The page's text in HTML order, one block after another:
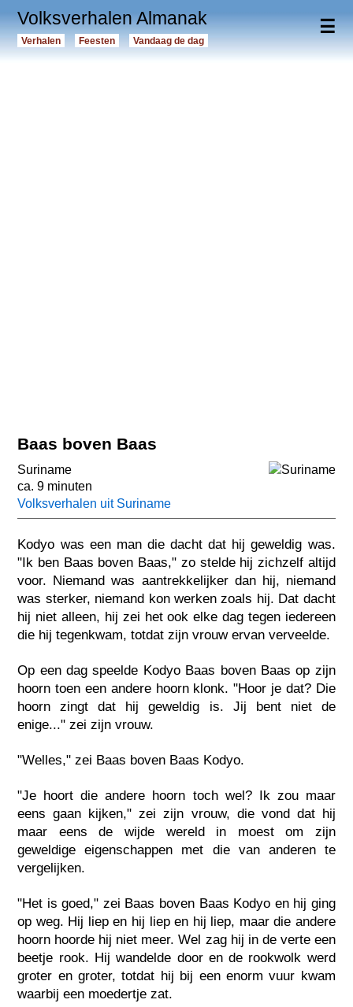
☰
Volksverhalen Almanak
Verhalen Feesten Vandaag de dag
Baas boven Baas
Suriname
ca. 9 minuten
Volksverhalen uit Suriname
Kodyo was een man die dacht dat hij geweldig was.
"Ik ben Baas boven Baas," zo stelde hij zichzelf altijd
voor. Niemand was aantrekkelijker dan hij, niemand
was sterker, niemand kon werken zoals hij. Dat dacht
hij niet alleen, hij zei het ook elke dag tegen iedereen
die hij tegenkwam, totdat zijn vrouw ervan verveelde.
Op een dag speelde Kodyo Baas boven Baas op zijn
hoorn toen een andere hoorn klonk. "Hoor je dat? Die
hoorn zingt dat hij geweldig is. Jij bent niet de
enige..." zei zijn vrouw.
"Welles," zei Baas boven Baas Kodyo.
"Je hoort die andere hoorn toch wel? Ik zou maar
eens gaan kijken," zei zijn vrouw, die vond dat hij
maar eens de wijde wereld in moest om zijn
geweldige eigenschappen met die van anderen te
vergelijken.
"Het is goed," zei Baas boven Baas Kodyo en hij ging
op weg. Hij liep en hij liep en hij liep, maar die andere
hoorn hoorde hij niet meer. Wel zag hij in de verte een
beetje rook. Hij wandelde door en de rookwolk werd
groter en groter, totdat hij bij een enorm vuur kwam
waarbij een moedertje zat.